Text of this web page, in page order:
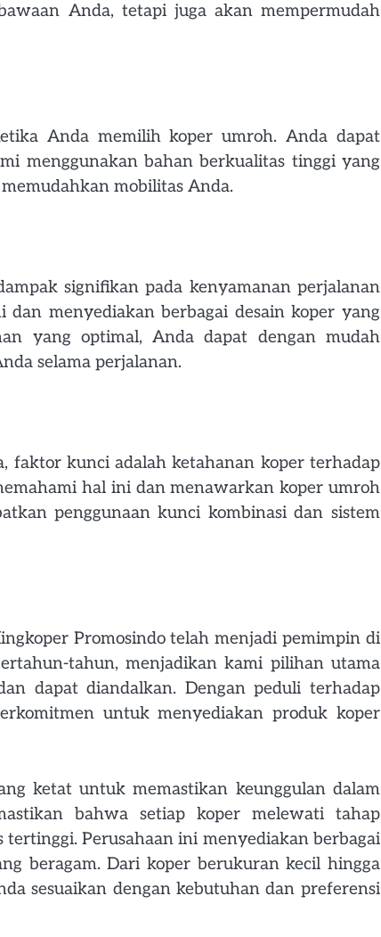
Anda, tetapi juga akan mempermudah
Anda memilih koper umroh. Anda dapat
menggunakan bahan berkualitas tinggi yang
mobilitas Anda.
signifikan pada kenyamanan perjalanan
menyediakan berbagai desain koper yang
yang optimal, Anda dapat dengan mudah
selama perjalanan.
faktor kunci adalah ketahanan koper terhadap
hal ini dan menawarkan koper umroh
penggunaan kunci kombinasi dan sistem
Promosindo telah menjadi pemimpin di
tahun, menjadikan kami pilihan utama
dapat diandalkan. Dengan peduli terhadap
untuk menyediakan produk koper
ketat untuk memastikan keunggulan dalam
bahwa setiap koper melewati tahap
Perusahaan ini menyediakan berbagai
beragam. Dari koper berukuran kecil hingga
sesuaikan dengan kebutuhan dan preferensi